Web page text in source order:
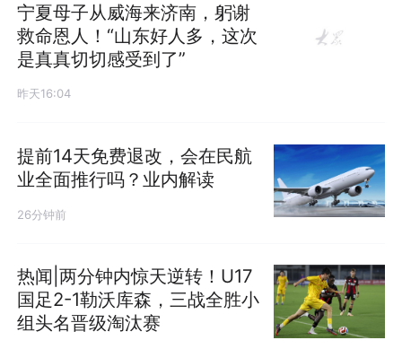
宁夏母子从威海来济南，躬谢
救命恩人！“山东好人多，这次
是真真切切感受到了”
昨天16:04
提前14天免费退改，会在民航
业全面推行吗？业内解读
26分钟前
热闻|两分钟内惊天逆转！U17
国足2-1勒沃库森，三战全胜小
组头名晋级淘汰赛